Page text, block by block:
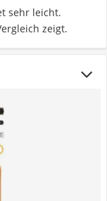
sehr leicht.
zeigt.